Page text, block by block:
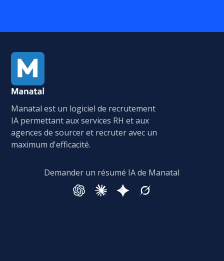
Manatal est un logiciel de recrutement
IA permettant aux services RH et aux
agences de sourcer et recruter avec un
maximum d'efficacité.
Demander un résumé IA de Manatal